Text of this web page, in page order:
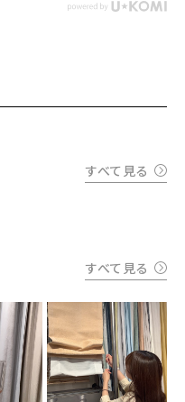
すべて見る
すべて見る